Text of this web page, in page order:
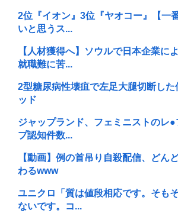
2位『イオン』3位『ヤオコー』【一
いと思うス...
【人材獲得へ】ソウルで日本企業に
就職難に苦...
2型糖尿病性壊疽で左足大腿切断した
ッド
ジャップランド、フェミニストのレ
プ認知件数...
【動画】例の首吊り自殺配信、どん
わるwww
ユニクロ「質は値段相応です。そも
ないです。コ...